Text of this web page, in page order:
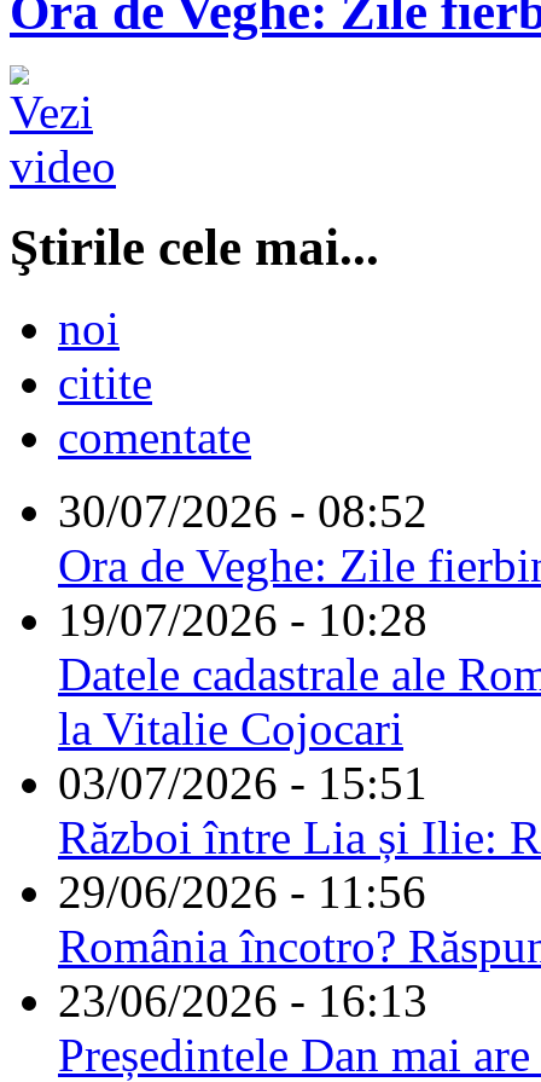
Ora de Veghe: Zile
Ştirile cele mai...
noi
citite
comentate
30/07/2026 - 08:52
Ora de Veghe: Zile
19/07/2026 - 10:28
Datele cadastrale ale
la Vitalie Cojocari
03/07/2026 - 15:51
Război între Lia și Ilie:
29/06/2026 - 11:56
România încotro?
23/06/2026 - 16:13
Președintele Dan mai